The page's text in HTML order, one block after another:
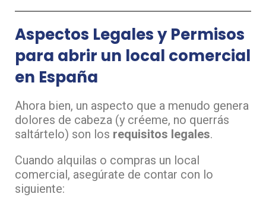
Aspectos Legales y Permisos
para abrir un local comercial
en España
Ahora bien, un aspecto que a menudo genera
dolores de cabeza (y créeme, no querrás
saltártelo) son los requisitos legales.
Cuando alquilas o compras un local
comercial, asegúrate de contar con lo
siguiente: